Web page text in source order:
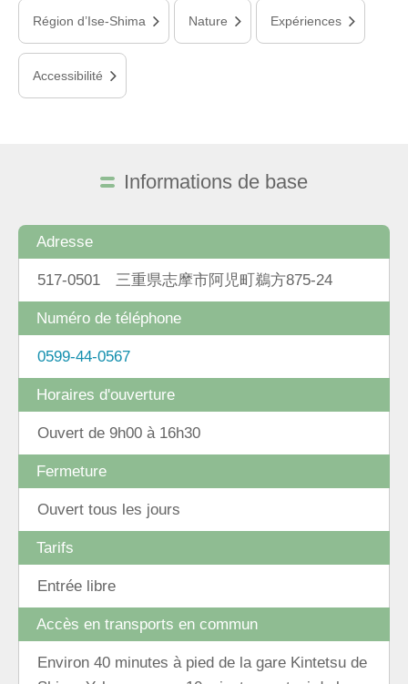
Région d’Ise-Shima Nature Expériences
Accessibilité
Informations de base
Adresse
517-0501 三重県志摩市阿児町鵜方875-24
Numéro de téléphone
0599-44-0567
Horaires d'ouverture
Ouvert de 9h00 à 16h30
Fermeture
Ouvert tous les jours
Tarifs
Entrée libre
Accès en transports en commun
Environ 40 minutes à pied de la gare Kintetsu de